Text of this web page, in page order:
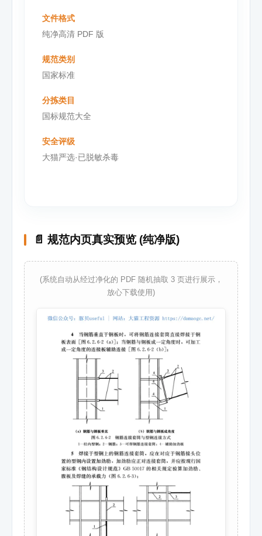
文件格式
纯净高清 PDF 版
规范类别
国家标准
分拣类目
国标规范大全
安全评级
大猫严选·已脱敏杀毒
📄 规范内页真实预览 (纯净版)
(系统自动从经过净化的 PDF 随机抽取 3 页进行展示，
放心下载使用)